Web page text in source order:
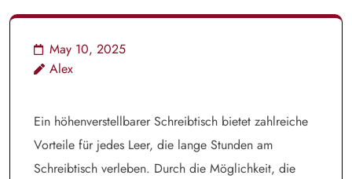
May 10, 2025
Alex
Ein höhenverstellbarer Schreibtisch bietet zahlreiche
Vorteile für jedes Leer, die lange Stunden am
Schreibtisch verleben. Durch die Möglichkeit, die